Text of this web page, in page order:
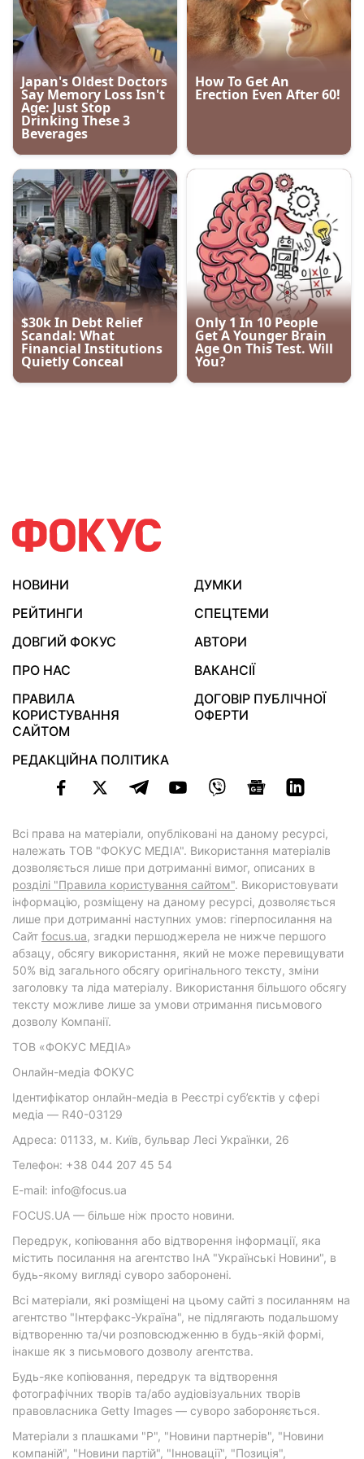
НОВИНИ
ДУМКИ
РЕЙТИНГИ
СПЕЦТЕМИ
ДОВГИЙ ФОКУС
АВТОРИ
ПРО НАС
ВАКАНСІЇ
ПРАВИЛА
КОРИСТУВАННЯ
САЙТОМ
ДОГОВІР ПУБЛІЧНОЇ
ОФЕРТИ
РЕДАКЦІЙНА ПОЛІТИКА
Всі права на матеріали, опубліковані на даному ресурсі,
належать ТОВ "ФОКУС МЕДІА". Використання матеріалів
дозволяється лише при дотриманні вимог, описаних в
розділі "Правила користування сайтом". Використовувати
інформацію, розміщену на даному ресурсі, дозволяється
лише при дотриманні наступних умов: гіперпосилання на
Cайт focus.ua, згадки першоджерела не нижче першого
абзацу, обсягу використання, який не може перевищувати
50% від загального обсягу оригінального тексту, зміни
заголовку та ліда матеріалу. Використання більшого обсягу
тексту можливе лише за умови отримання письмового
дозволу Компанії.
ТОВ «ФОКУС МЕДІА»
Онлайн-медіа ФОКУС
Ідентифікатор онлайн-медіа в Реєстрі суб’єктів у сфері
медіа — R40-03129
Адреса: 01133, м. Київ, бульвар Лесі Українки, 26
Телефон: +38 044 207 45 54
E-mail: info@focus.ua
FOCUS.UA — більше ніж просто новини.
Передрук, копіювання або відтворення інформації, яка
містить посилання на агентство ІнА "Українські Новини", в
будь-якому вигляді суворо заборонені.
Всі матеріали, які розміщені на цьому сайті з посиланням на
агентство "Інтерфакс-Україна", не підлягають подальшому
відтворенню та/чи розповсюдженню в будь-якій формі,
інакше як з письмового дозволу агентства.
Будь-яке копіювання, передрук та відтворення
фотографічних творів та/або аудіовізуальних творів
правовласника Getty Images — суворо забороняється.
Матеріали з плашками "Р", "Новини партнерів", "Новини
компаній", "Новини партій", "Інновації", "Позиція",